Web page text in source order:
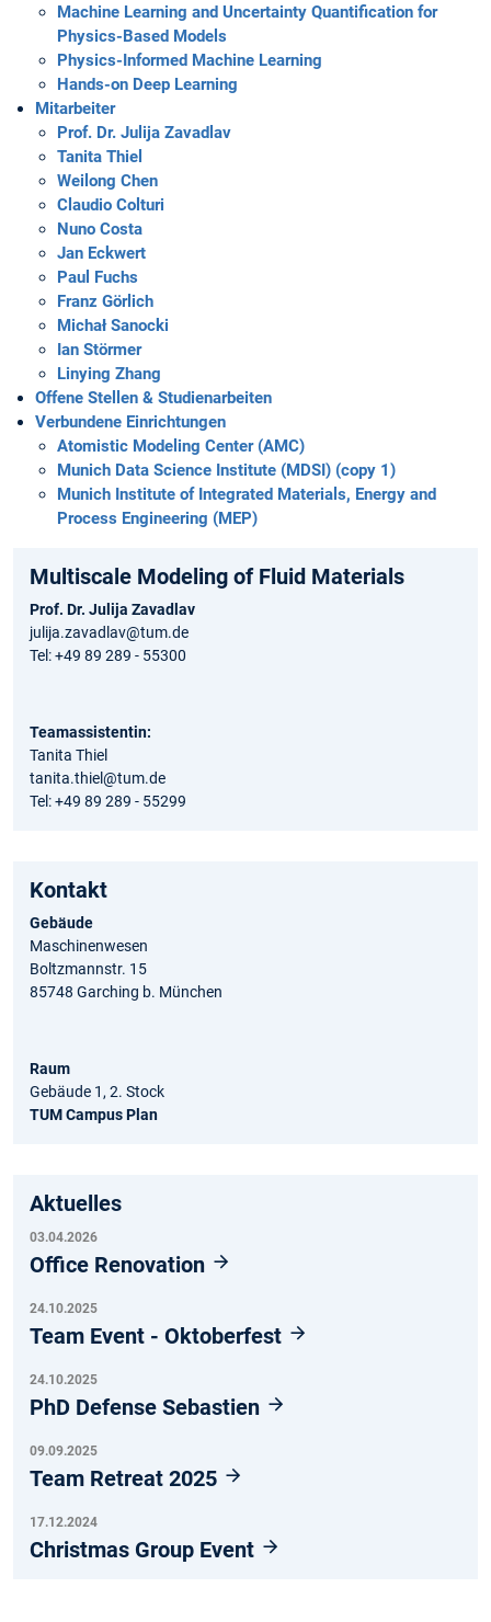
Machine Learning and Uncertainty Quantification for
Physics-Based Models
Physics-Informed Machine Learning
Hands-on Deep Learning
Mitarbeiter
Prof. Dr. Julija Zavadlav
Tanita Thiel
Weilong Chen
Claudio Colturi
Nuno Costa
Jan Eckwert
Paul Fuchs
Franz Görlich
Michał Sanocki
Ian Störmer
Linying Zhang
Offene Stellen & Studienarbeiten
Verbundene Einrichtungen
Atomistic Modeling Center (AMC)
Munich Data Science Institute (MDSI) (copy 1)
Munich Institute of Integrated Materials, Energy and
Process Engineering (MEP)
Multiscale Modeling of Fluid Materials
Prof. Dr. Julija Zavadlav
julija.zavadlav@tum.de
Tel: +49 89 289 - 55300
Teamassistentin:
Tanita Thiel
tanita.thiel@tum.de
Tel: +49 89 289 - 55299
Kontakt
Gebäude
Maschinenwesen
Boltzmannstr. 15
85748 Garching b. München
Raum
Gebäude 1, 2. Stock
TUM Campus Plan
Aktuelles
03.04.2026
Office Renovation
24.10.2025
Team Event - Oktoberfest
24.10.2025
PhD Defense Sebastien
09.09.2025
Team Retreat 2025
17.12.2024
Christmas Group Event